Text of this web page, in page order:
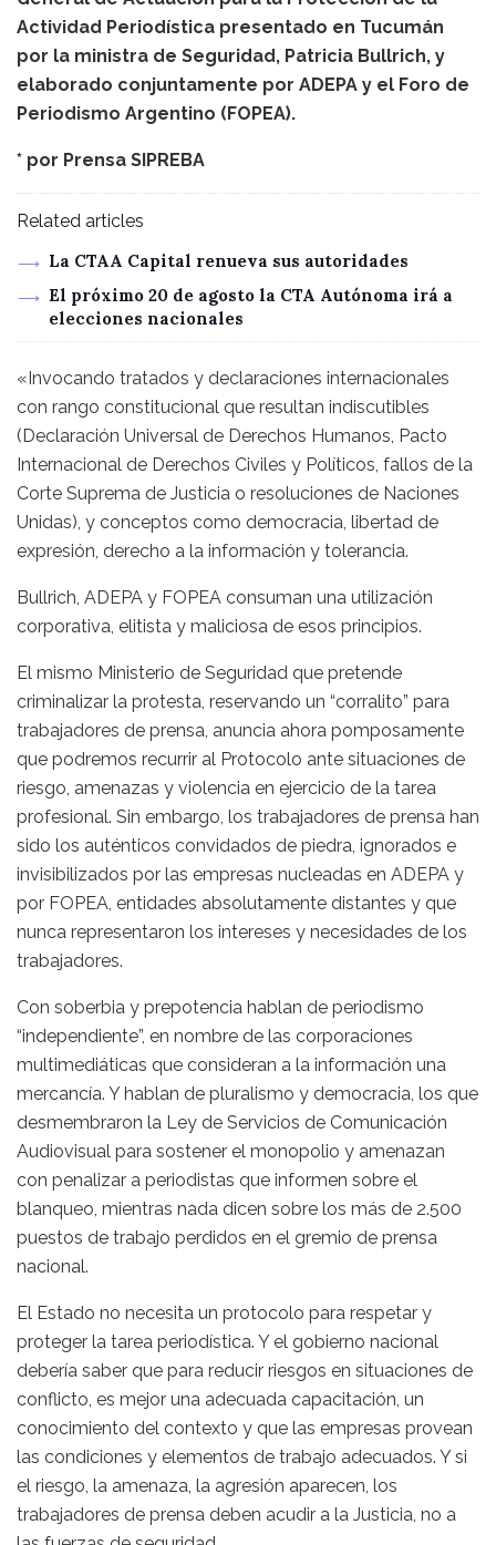
Actividad Periodística presentado en Tucumán
por la ministra de Seguridad, Patricia Bullrich, y
elaborado conjuntamente por ADEPA y el Foro de
Periodismo Argentino (FOPEA).
* por Prensa SIPREBA
Related articles
La CTAA Capital renueva sus autoridades
El próximo 20 de agosto la CTA Autónoma irá a
elecciones nacionales
«Invocando tratados y declaraciones internacionales
con rango constitucional que resultan indiscutibles
(Declaración Universal de Derechos Humanos, Pacto
Internacional de Derechos Civiles y Políticos, fallos de la
Corte Suprema de Justicia o resoluciones de Naciones
Unidas), y conceptos como democracia, libertad de
expresión, derecho a la información y tolerancia.
Bullrich, ADEPA y FOPEA consuman una utilización
corporativa, elitista y maliciosa de esos principios.
El mismo Ministerio de Seguridad que pretende
criminalizar la protesta, reservando un “corralito” para
trabajadores de prensa, anuncia ahora pomposamente
que podremos recurrir al Protocolo ante situaciones de
riesgo, amenazas y violencia en ejercicio de la tarea
profesional. Sin embargo, los trabajadores de prensa han
sido los auténticos convidados de piedra, ignorados e
invisibilizados por las empresas nucleadas en ADEPA y
por FOPEA, entidades absolutamente distantes y que
nunca representaron los intereses y necesidades de los
trabajadores.
Con soberbia y prepotencia hablan de periodismo
“independiente”, en nombre de las corporaciones
multimediáticas que consideran a la información una
mercancía. Y hablan de pluralismo y democracia, los que
desmembraron la Ley de Servicios de Comunicación
Audiovisual para sostener el monopolio y amenazan
con penalizar a periodistas que informen sobre el
blanqueo, mientras nada dicen sobre los más de 2.500
puestos de trabajo perdidos en el gremio de prensa
nacional.
El Estado no necesita un protocolo para respetar y
proteger la tarea periodística. Y el gobierno nacional
debería saber que para reducir riesgos en situaciones de
conflicto, es mejor una adecuada capacitación, un
conocimiento del contexto y que las empresas provean
las condiciones y elementos de trabajo adecuados. Y si
el riesgo, la amenaza, la agresión aparecen, los
trabajadores de prensa deben acudir a la Justicia, no a